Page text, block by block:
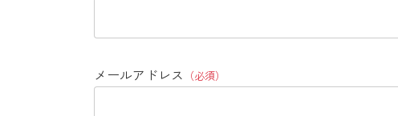
メールアドレス （必須）